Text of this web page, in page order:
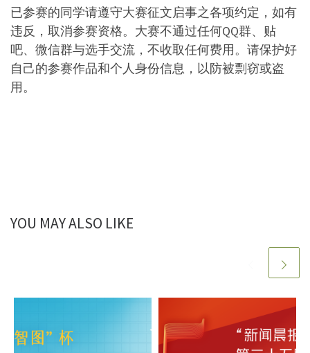
已参赛的同学请遵守大赛征文启事之各项约定，如有
违反，取消参赛资格。大赛不通过任何QQ群、贴
吧、微信群与选手交流，不收取任何费用。请保护好
自己的参赛作品和个人身份信息，以防被剽窃或盗
用。
YOU MAY ALSO LIKE